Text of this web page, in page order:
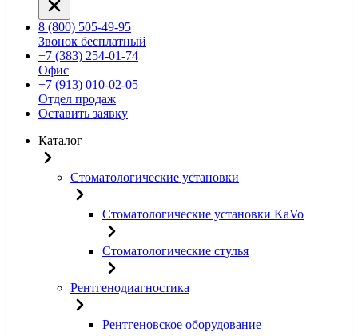
8 (800) 505-49-95
Звонок бесплатный
+7 (383) 254-01-74
Офис
+7 (913) 010-02-05
Отдел продаж
Оставить заявку
Каталог
Стоматологические установки
Стоматологические установки KaVo
Стоматологические стулья
Рентгенодиагностика
Рентгеновское оборудование